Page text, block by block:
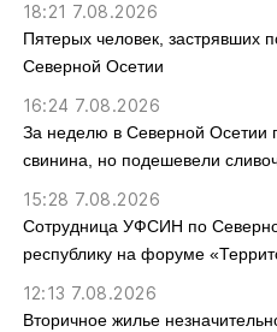
18:21 7.08.2026
Пятерых человек, застрявших
Северной Осетии
16:24 7.08.2026
За неделю в Северной Осетии
свинина, но подешевели
15:28 7.08.2026
Сотрудница УФСИН по
республику на форуме
12:13 7.08.2026
Вторичное жилье